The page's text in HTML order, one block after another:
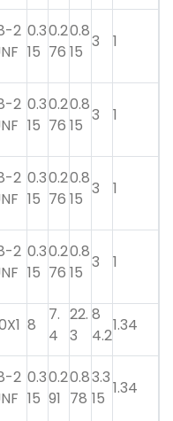
2 0.3
15
0.2
76
0.8
15
3 1
2 0.3
15
0.2
76
0.8
15
3 1
2 0.3
15
0.2
76
0.8
15
3 1
2 0.3
15
0.2
76
0.8
15
3 1
8
7.
4
22.
3
8
4.2
1.34
2 0.3
15
0.2
91
0.8
78
3.3
15
1.34